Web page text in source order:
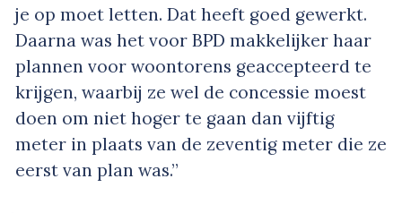
je op moet letten. Dat heeft goed gewerkt.
Daarna was het voor BPD makkelijker haar
plannen voor woontorens geaccepteerd te
krijgen, waarbij ze wel de concessie moest
doen om niet hoger te gaan dan vijftig
meter in plaats van de zeventig meter die ze
eerst van plan was.”